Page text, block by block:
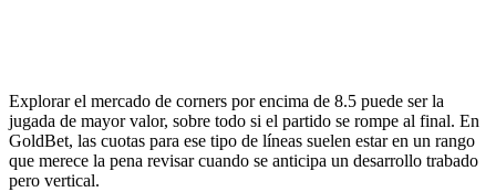
Explorar el mercado de corners por encima de 8.5 puede ser la
jugada de mayor valor, sobre todo si el partido se rompe al final. En
GoldBet, las cuotas para ese tipo de líneas suelen estar en un rango
que merece la pena revisar cuando se anticipa un desarrollo trabado
pero vertical.